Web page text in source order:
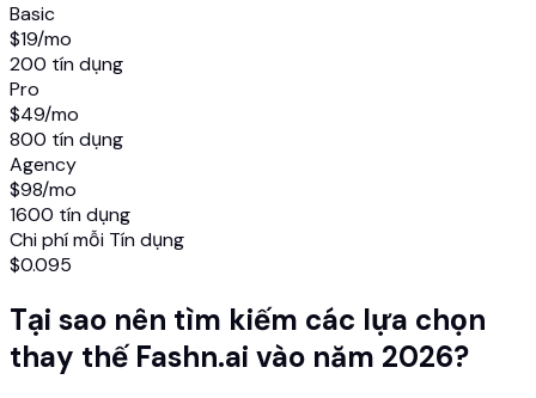
Basic
$19/mo
200 tín dụng
Pro
$49/mo
800 tín dụng
Agency
$98/mo
1600 tín dụng
Chi phí mỗi Tín dụng
$0.095
Tại sao nên tìm kiếm các lựa chọn
thay thế Fashn.ai vào năm 2026?